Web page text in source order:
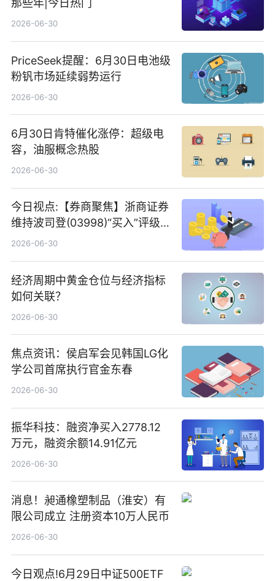
那些年|今日热门
2026-06-30
PriceSeek提醒：6月30日电池级
粉钒市场延续弱势运行
2026-06-30
6月30日肯特催化涨停：超级电
容，油服概念热股
2026-06-30
今日视点:【券商聚焦】浙商证券
维持波司登(03998)“买入”评级
指其业绩高质量稳增长
2026-06-30
经济周期中黄金仓位与经济指标
如何关联？
2026-06-30
焦点资讯：侯启军会见韩国LG化
学公司首席执行官金东春
2026-06-30
振华科技：融资净买入2778.12
万元，融资余额14.91亿元
2026-06-30
消息！昶通橡塑制品（淮安）有
限公司成立 注册资本10万人民币
2026-06-30
今日观点!6月29日中证500ETF